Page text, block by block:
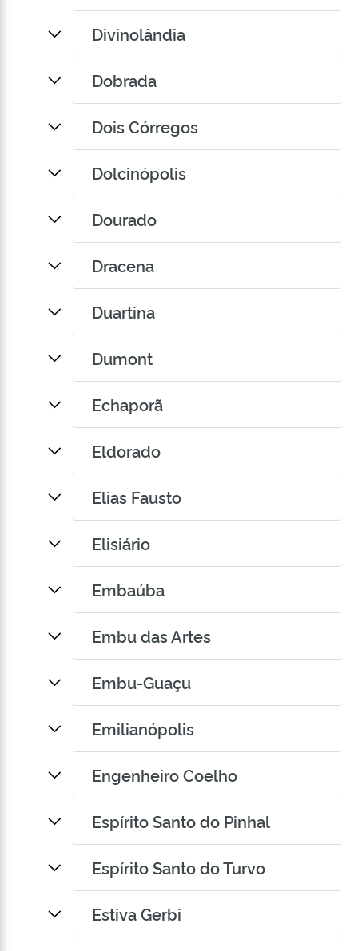
Divinolândia
Dobrada
Dois Córregos
Dolcinópolis
Dourado
Dracena
Duartina
Dumont
Echaporã
Eldorado
Elias Fausto
Elisiário
Embaúba
Embu das Artes
Embu-Guaçu
Emilianópolis
Engenheiro Coelho
Espírito Santo do Pinhal
Espírito Santo do Turvo
Estiva Gerbi